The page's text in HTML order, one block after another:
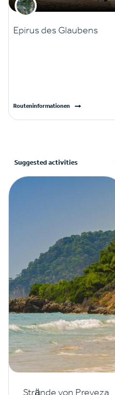
Epirus des Glaubens
Routeninformationen
Suggested activities
Strände von Preveza